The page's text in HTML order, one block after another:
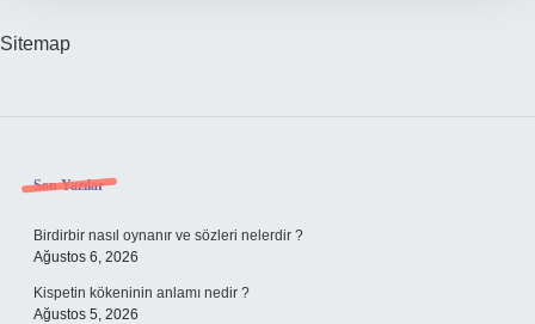
Sitemap
Sidebar
Son Yazılar
Birdirbir nasıl oynanır ve sözleri nelerdir ?
Ağustos 6, 2026
Kispetin kökeninin anlamı nedir ?
Ağustos 5, 2026